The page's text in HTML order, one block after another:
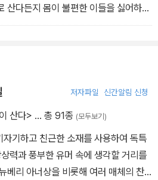
산다든지 몸이 불편한 이들을 싫어하게
있는 것조차 못 견뎌해. 꼴도 보고 싶지
저자파일 신간알림 신청
산다> … 총 91종 (모두보기)
기하고 친근한 소재를 사용하여 독특
력과 풍부한 유머 속에 생각할 거리를
베리 아너상을 비롯해 여러 매체의 찬